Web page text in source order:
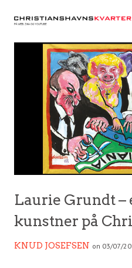
Laurie Grundt –
kunstner på
KNUD JOSEFSEN on 03/07/